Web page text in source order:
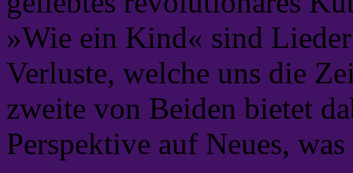
»Wie ein Kind« sind
Verluste, welche uns die
zweite von Beiden bietet
Perspektive auf Neues,